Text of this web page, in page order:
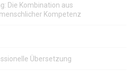
Die Kombination aus
Kompetenz
Übersetzung